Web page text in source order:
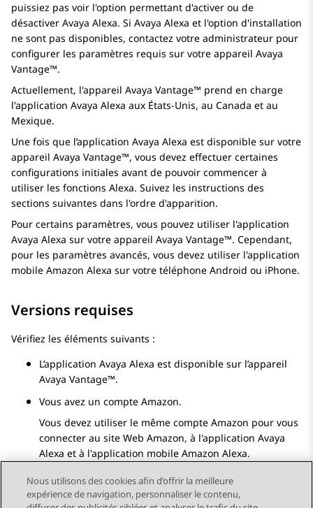
puissiez pas voir l'option permettant d'activer ou de
désactiver Avaya Alexa. Si Avaya Alexa et l'option d'installation
ne sont pas disponibles, contactez votre administrateur pour
configurer les paramètres requis sur votre appareil Avaya
Vantage™.
Actuellement, l'appareil Avaya Vantage™ prend en charge
l'application Avaya Alexa aux États-Unis, au Canada et au
Mexique.
Une fois que l’application Avaya Alexa est disponible sur votre
appareil Avaya Vantage™, vous devez effectuer certaines
configurations initiales avant de pouvoir commencer à
utiliser les fonctions Alexa. Suivez les instructions des
sections suivantes dans l'ordre d'apparition.
Pour certains paramètres, vous pouvez utiliser l'application
Avaya Alexa sur votre appareil Avaya Vantage™. Cependant,
pour les paramètres avancés, vous devez utiliser l'application
mobile Amazon Alexa sur votre téléphone Android ou iPhone.
Versions requises
Vérifiez les éléments suivants :
L’application Avaya Alexa est disponible sur l’appareil
Avaya Vantage™.
Vous avez un compte Amazon.
Vous devez utiliser le même compte Amazon pour vous
connecter au site Web Amazon, à l'application Avaya
Alexa et à l'application mobile Amazon Alexa.
Nous utilisons des cookies afin d’offrir la meilleure
expérience de navigation, personnaliser le contenu,